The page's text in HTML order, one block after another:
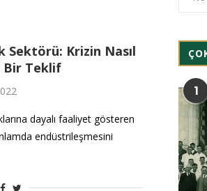
Sektörü: Krizin Nasıl
Bir Teklif
dayalı faaliyet gösteren
endüstrileşmesini
1